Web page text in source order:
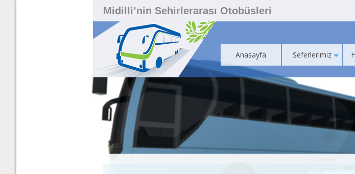
Midilli’nin Sehirlerarası Otobüsleri
Anasayfa Seferlerimiz